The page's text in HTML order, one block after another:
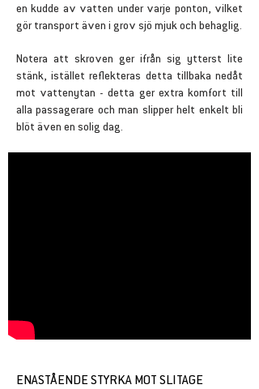
en kudde av vatten under varje ponton, vilket
gör transport även i grov sjö mjuk och behaglig.
Notera att skroven ger ifrån sig ytterst lite
stänk, istället reflekteras detta tillbaka nedåt
mot vattenytan - detta ger extra komfort till
alla passagerare och man slipper helt enkelt bli
blöt även en solig dag.
ENASTÅENDE STYRKA MOT SLITAGE